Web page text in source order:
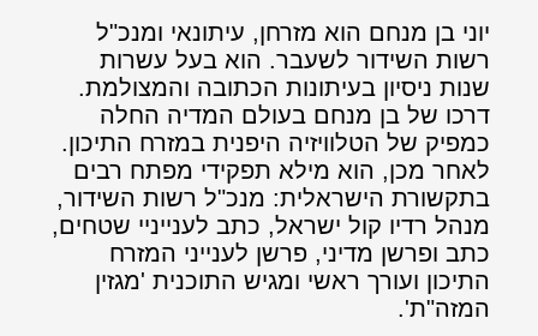
יוני בן מנחם הוא מזרחן, עיתונאי ומנכ"ל
רשות השידור לשעבר. הוא בעל עשרות
שנות ניסיון בעיתונות הכתובה והמצולמת.
דרכו של בן מנחם בעולם המדיה החלה
כמפיק של הטלוויזיה היפנית במזרח התיכון.
לאחר מכן, הוא מילא תפקידי מפתח רבים
בתקשורת הישראלית: מנכ"ל רשות השידור,
מנהל רדיו קול ישראל, כתב לענייניי שטחים,
כתב ופרשן מדיני, פרשן לענייני המזרח
התיכון ועורך ראשי ומגיש התוכנית 'מגזין
המזה"ת'.